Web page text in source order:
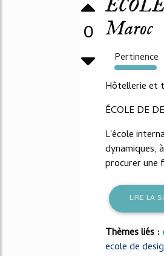
0 Maroc
Pertinence
180%
Hôtellerie et
ÉCOLE DE
L'école
dynamiques,
procurer une
LIRE LA
Thèmes liés :
ecole de